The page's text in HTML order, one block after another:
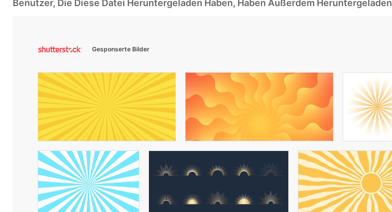
Benutzer, Die Diese Datei Heruntergeladen Haben, Haben Außerdem Heruntergeladen
Gesponserte Bilder